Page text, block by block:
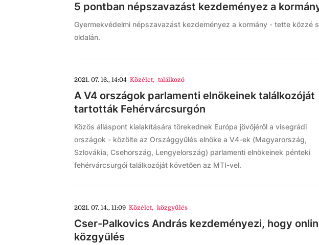
5 pontban népszavazást kezdeményez a
Gyermekvédelmi népszavazást kezdeményez a kormány - tette közzé
oldalán.
2021. 07. 16., 14:04 Közélet, találkozó
A V4 országok parlamenti elnökeinek találkozóját
tartották Fehérvárcsurgón
Közös álláspont kialakítására törekednek Európa jövőjéről a visegrádi
országok - közölte az Országgyűlés elnöke a V4-ek (Magyarország,
Szlovákia, Csehország, Lengyelország) parlamenti elnökeinek pénteki
fehérvárcsurgói találkozóját követően az MTI-vel.
2021. 07. 14., 11:09 Közélet, közgyűlés
Cser-Palkovics András kezdeményezi, hogy
közgyűlés